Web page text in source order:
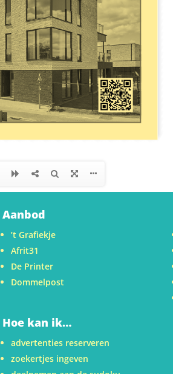
Aanbod
’t Grafiekje
Afrit31
De Printer
Dommelpost
Hoe kan ik…
advertenties reserveren
zoekertjes ingeven